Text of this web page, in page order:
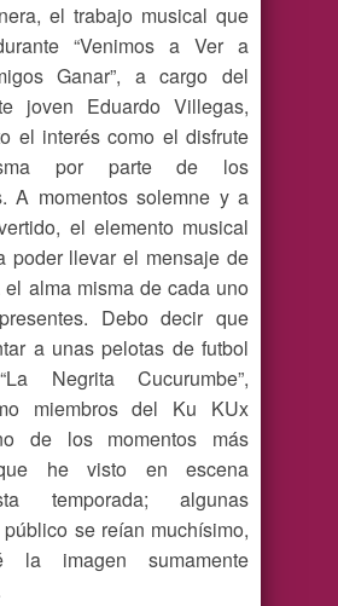
el trabajo musical que
“Venimos a Ver a
Ganar”, a cargo del
joven Eduardo Villegas,
el interés como el disfrute
por parte de los
A momentos solemne y a
el elemento musical
poder llevar el mensaje de
alma misma de cada uno
Debo decir que
a unas pelotas de futbol
Negrita Cucurumbe”,
miembros del Ku KUx
de los momentos más
he visto en escena
temporada; algunas
se reían muchísimo,
la imagen sumamente